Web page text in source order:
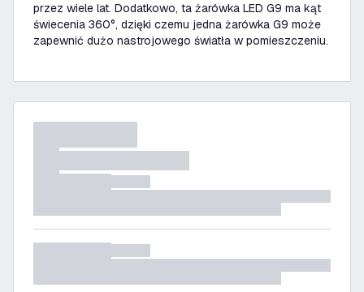
przez wiele lat. Dodatkowo, ta żarówka LED G9 ma kąt
świecenia 360°, dzięki czemu jedna żarówka G9 może
zapewnić dużo nastrojowego światła w pomieszczeniu.